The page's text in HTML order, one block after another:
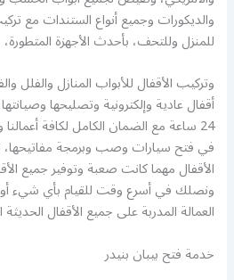
والديكورات وجميع أنواع الستندات مع
للمنزل وللتحف، بأحدث الأجهزة المتطورة،
وتركيب الأقفال للأبواب المنازل والفلل
أقفال عادية وإلكترونية وتصليحها
24 ساعة مع الضمان الكامل لكافة
في فتح سيارات وصب وبرمجة
الأقفال مهما كانت صعبة وتوفير جميع
ونصلك في أسرع وقت للقيام بأي شيء
العمالة المدربة على جميع الأقفال الحديثة
خدمة فتح بيبان بنيدر